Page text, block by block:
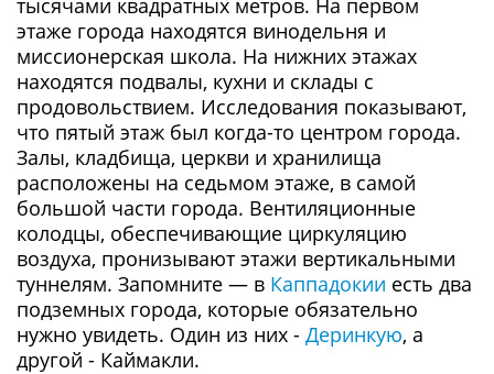
тысячами квадратных метров. На первом
этаже города находятся винодельня и
миссионерская школа. На нижних этажах
находятся подвалы, кухни и склады с
продовольствием. Исследования показывают,
что пятый этаж был когда-то центром города.
Залы, кладбища, церкви и хранилища
расположены на седьмом этаже, в самой
большой части города. Вентиляционные
колодцы, обеспечивающие циркуляцию
воздуха, пронизывают этажи вертикальными
туннелям. Запомните — в Каппадокии есть два
подземных города, которые обязательно
нужно увидеть. Один из них - Деринкую, а
другой - Каймакли.